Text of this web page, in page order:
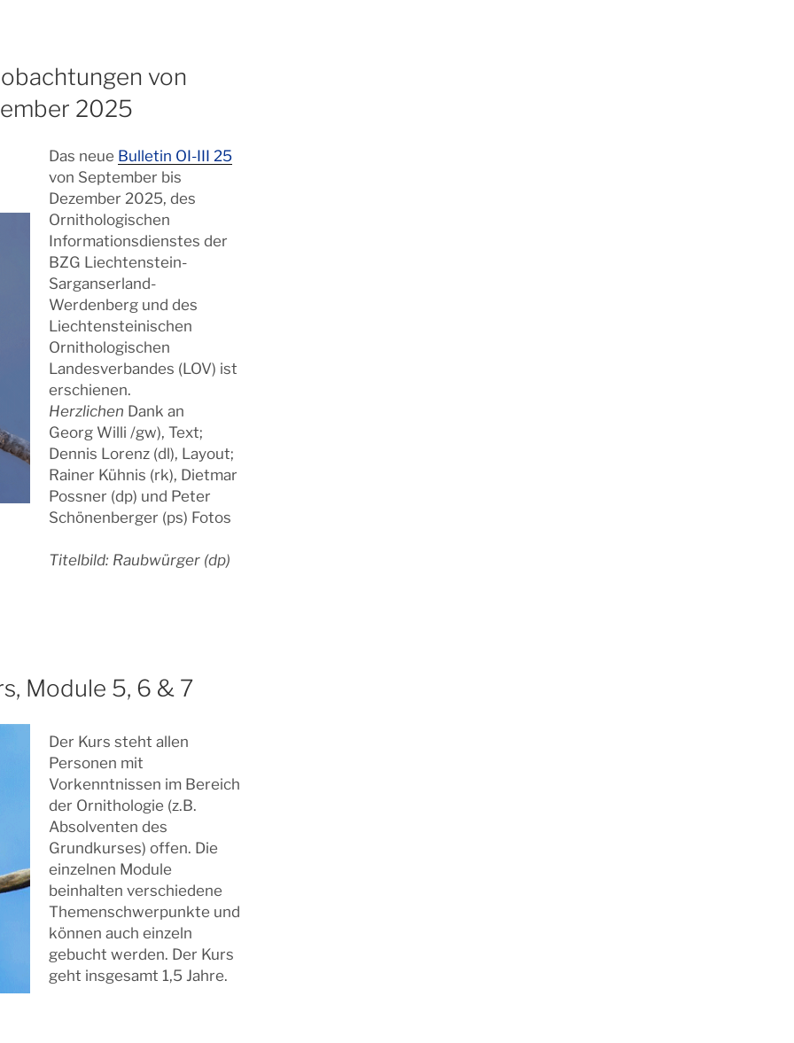
von
2025
Das neue Bulletin OI-III 25
von September bis
Dezember 2025, des
Ornithologischen
Informationsdienstes der
BZG Liechtenstein-
Sarganserland-
Werdenberg und des
Liechtensteinischen
Ornithologischen
Landesverbandes (LOV) ist
erschienen.
Herzlichen Dank an
Georg Willi /gw), Text;
Dennis Lorenz (dl), Layout;
Rainer Kühnis (rk), Dietmar
Possner (dp) und Peter
Schönenberger (ps) Fotos
Titelbild: Raubwürger (dp)
Module 5, 6 & 7
Der Kurs steht allen
Personen mit
Vorkenntnissen im Bereich
der Ornithologie (z.B.
Absolventen des
Grundkurses) offen. Die
einzelnen Module
beinhalten verschiedene
Themenschwerpunkte und
können auch einzeln
gebucht werden. Der Kurs
geht insgesamt 1,5 Jahre.